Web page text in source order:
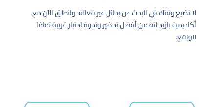
لا تضيع وقتك في البحث عن بدائل غير فعالة، وانطلق الآن مع
أكاديمية بازيد لتضمن أفضل تحضير وتجربة اختبار قريبة تمامًا
للواقع.